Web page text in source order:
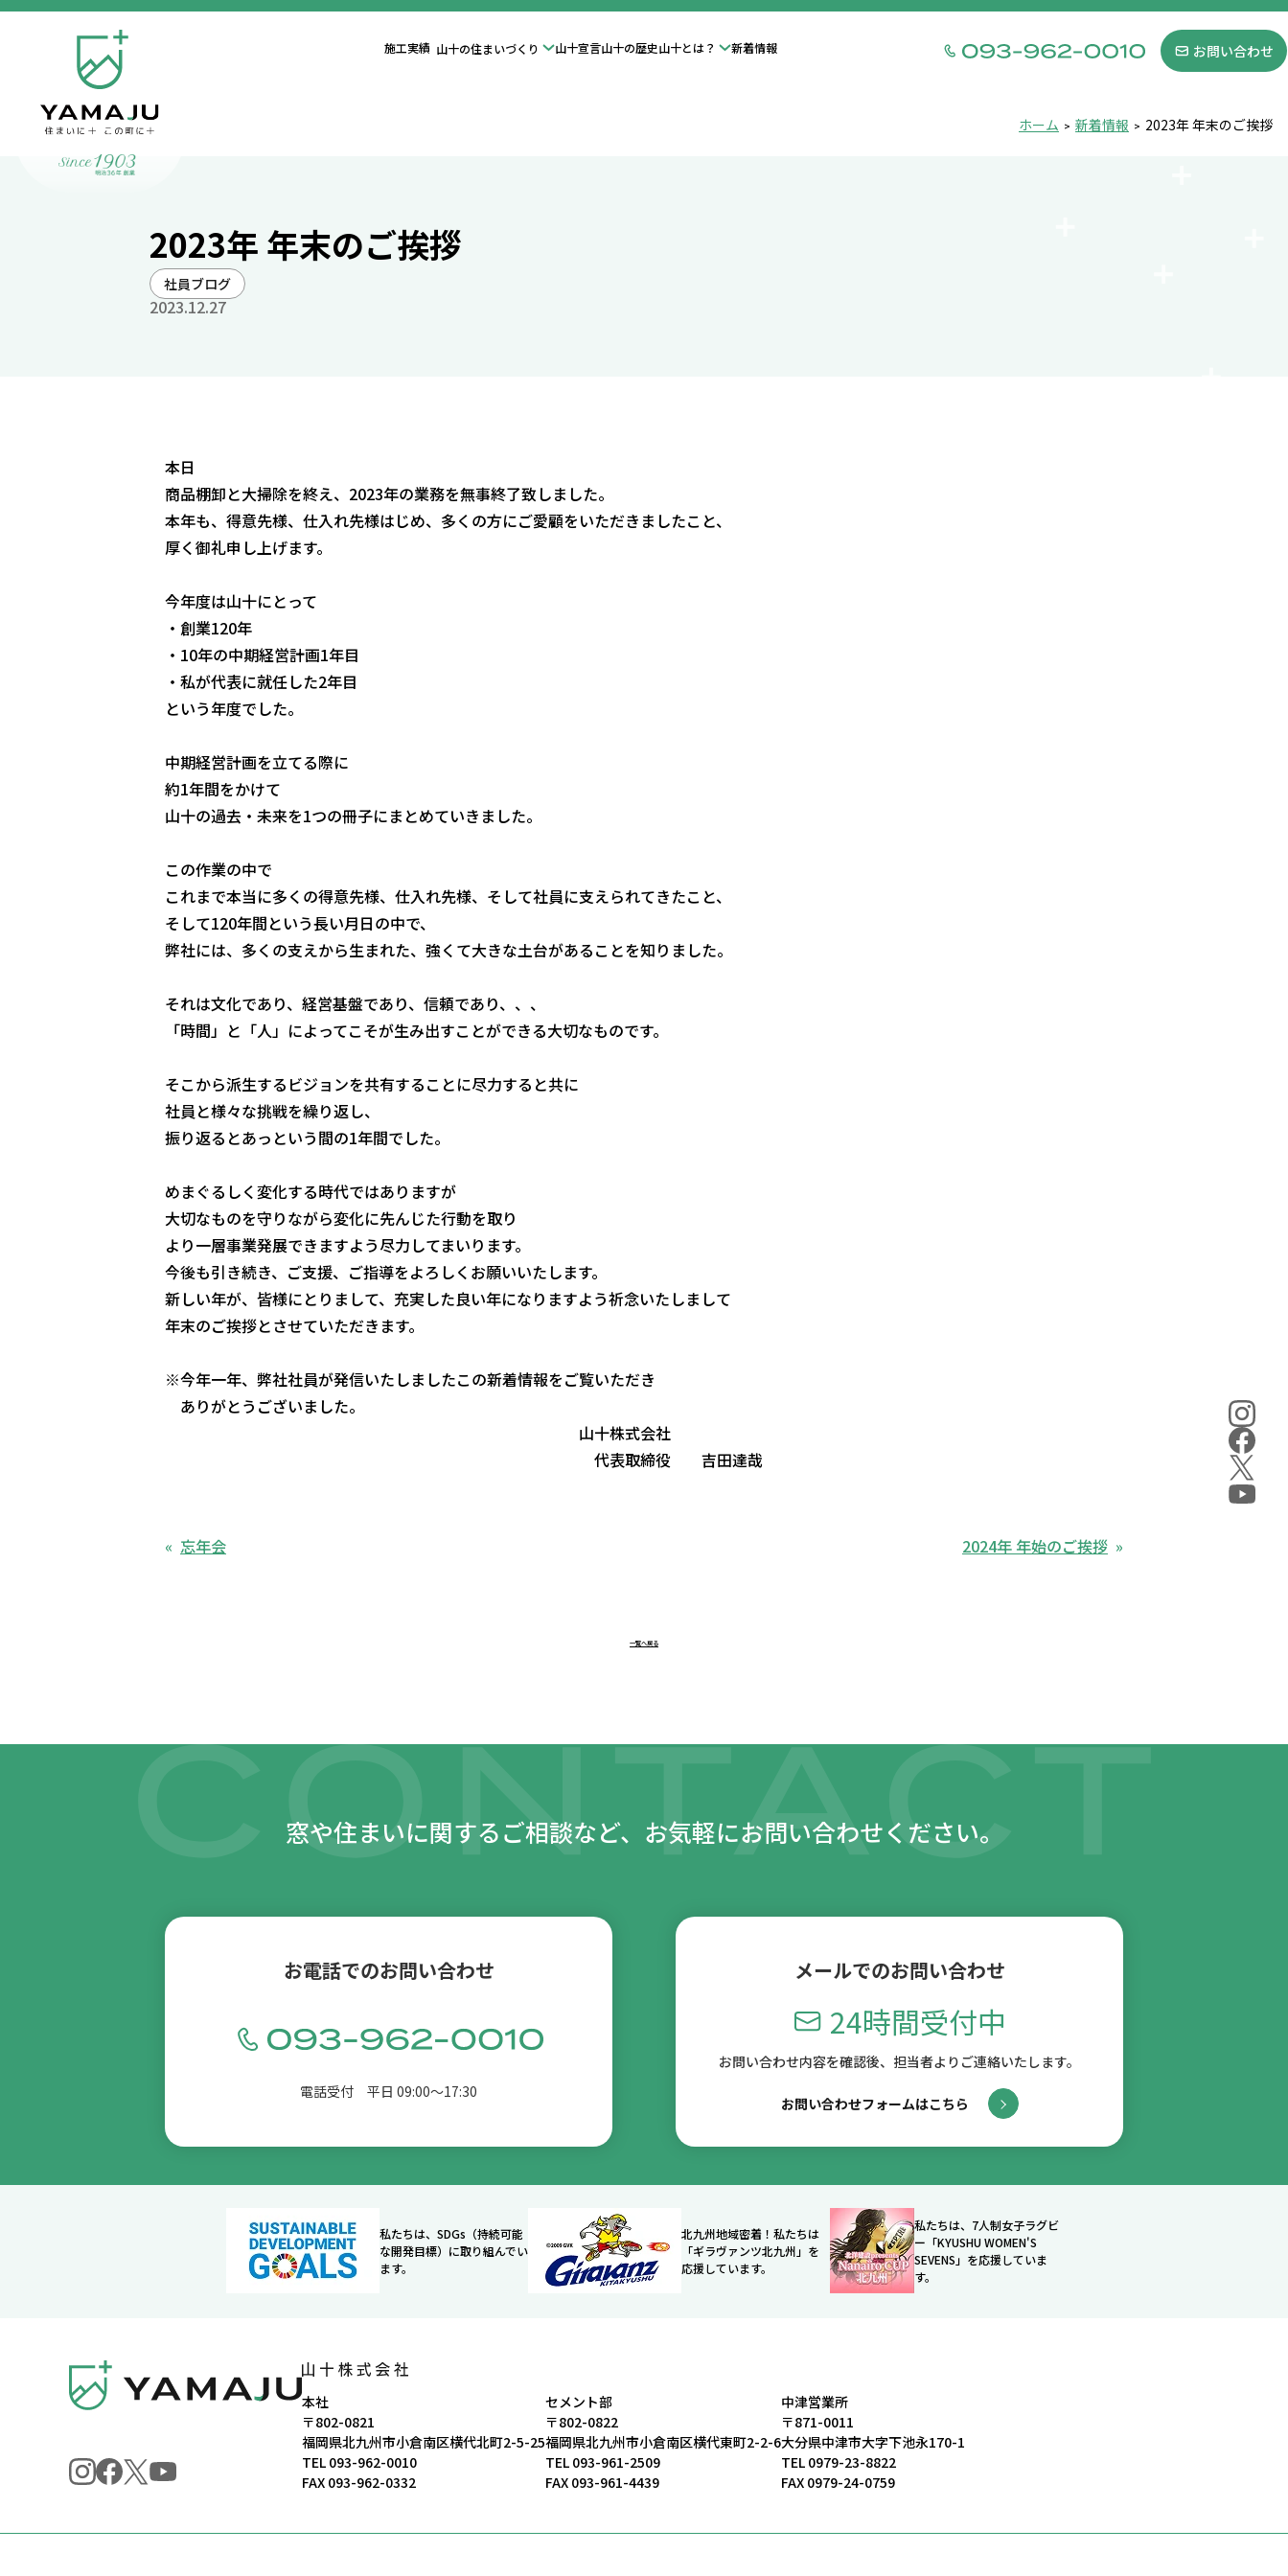
施工実績 山十の住まいづくり 山十宣言山十の歴史山十とは？ 新着情報 お問い合わせ
ホーム 新着情報 2023年 年末のご挨拶
2023年 年末のご挨拶
社員ブログ
2023.12.27
本日
商品棚卸と大掃除を終え、2023年の業務を無事終了致しました。
本年も、得意先様、仕入れ先様はじめ、多くの方にご愛顧をいただきましたこと、
厚く御礼申し上げます。
今年度は山十にとって
・創業120年
・10年の中期経営計画1年目
・私が代表に就任した2年目
という年度でした。
中期経営計画を立てる際に
約1年間をかけて
山十の過去・未来を1つの冊子にまとめていきました。
この作業の中で
これまで本当に多くの得意先様、仕入れ先様、そして社員に支えられてきたこと、
そして120年間という長い月日の中で、
弊社には、多くの支えから生まれた、強くて大きな土台があることを知りました。
それは文化であり、経営基盤であり、信頼であり、、、
「時間」と「人」によってこそが生み出すことができる大切なものです。
そこから派生するビジョンを共有することに尽力すると共に
社員と様々な挑戦を繰り返し、
振り返るとあっという間の1年間でした。
めまぐるしく変化する時代ではありますが
大切なものを守りながら変化に先んじた行動を取り
より一層事業発展できますよう尽力してまいります。
今後も引き続き、ご支援、ご指導をよろしくお願いいたします。
新しい年が、皆様にとりまして、充実した良い年になりますよう祈念いたしまして
年末のご挨拶とさせていただきます。
※今年一年、弊社社員が発信いたしましたこの新着情報をご覧いただき
ありがとうございました。
山十株式会社
代表取締役 吉田達哉
忘年会 2024年 年始のご挨拶
一覧へ戻る
窓や住まいに関するご相談など、 お気軽にお問い合わせください。
お電話でのお問い合わせ
電話受付 平日 09:00〜17:30
メールでのお問い合わせ
24時間受付中
お問い合わせ内容を確認後、 担当者よりご連絡いたします。
お問い合わせフォームはこちら
私たちは、SDGs（持続可能
な開発目標）に取り組んでい
ます。
北九州地域密着！私たちは
「ギラヴァンツ北九州」を
応援しています。
私たちは、7人制女子ラグビ
ー「KYUSHU WOMEN'S
SEVENS」を応援していま
す。
本社
〒802-0821
福岡県北九州市小倉南区横代北町2-5-25
TEL 093-962-0010
FAX 093-962-0332
セメント部
〒802-0822
福岡県北九州市小倉南区横代東町2-2-6
TEL 093-961-2509
FAX 093-961-4439
中津営業所
〒871-0011
大分県中津市大字下池永170-1
TEL 0979-23-8822
FAX 0979-24-0759